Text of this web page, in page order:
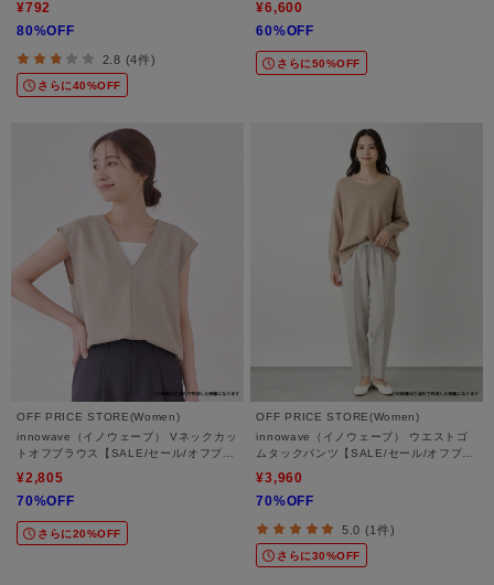
¥792
80%OFF
2.8 (4件)
さらに40%OFF
¥6,600
60%OFF
さらに50%OFF
OFF PRICE STORE(Women)
innowave（イノウェーブ） Vネックカッ
トオフブラウス【SALE/セール/オフプラ
いめカジュアル】
¥2,805
70%OFF
さらに20%OFF
OFF PRICE STORE(Women)
innowave（イノウェーブ） ウエストゴ
ムタックパンツ【SALE/セール/オフプラ
勤】
¥3,960
70%OFF
5.0 (1件)
さらに30%OFF